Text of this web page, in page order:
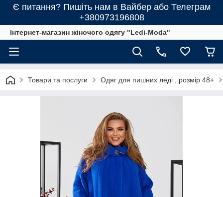
Є питання? Пишіть нам в Вайбер або Телеграм
+380973196808
Інтернет-магазин жіночого одягу "Ledi-Moda"
Товари та послуги Одяг для пишних леді , розмір 48+